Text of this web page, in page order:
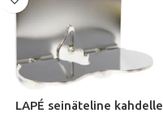
LAPÉ seinäteline kahdelle